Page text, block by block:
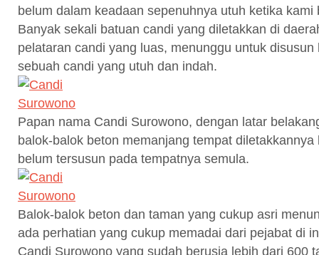
belum dalam keadaan sepenuhnya utuh ketika kami
Banyak sekali batuan candi yang diletakkan di
pelataran candi yang luas, menunggu untuk disusun
sebuah candi yang utuh dan indah.
Papan nama Candi Surowono, dengan latar
balok-balok beton memanjang tempat
belum tersusun pada tempatnya semula.
Balok-balok beton dan taman yang cukup asri
ada perhatian yang cukup memadai dari pejabat di
Candi Surowono yang sudah berusia lebih dari 600